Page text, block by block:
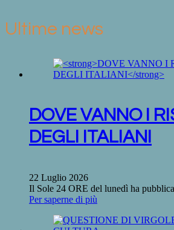
Ultime news
DOVE VANNO I
DEGLI ITALIANI
22 Luglio 2026
Il Sole 24 ORE del lunedì ha
Per saperne di più